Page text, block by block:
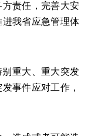
责任，完善大安
我省应急管理体
重大、重大突发
事件应对工作，